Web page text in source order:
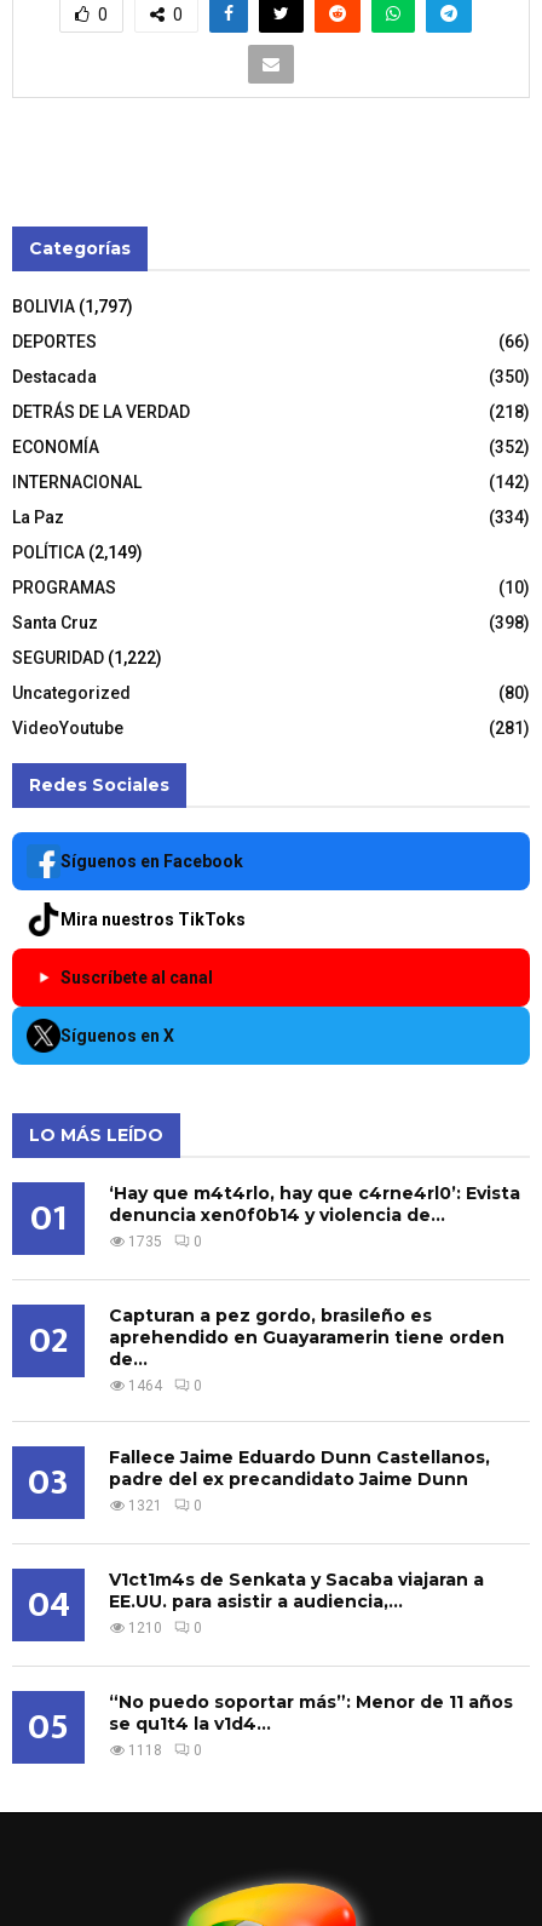
0 0
Categorías
BOLIVIA (1,797)
DEPORTES
(66)
Destacada
(350)
DETRÁS DE LA VERDAD
(218)
ECONOMÍA
(352)
INTERNACIONAL
(142)
La Paz
(334)
POLÍTICA (2,149)
PROGRAMAS
(10)
Santa Cruz
(398)
SEGURIDAD (1,222)
Uncategorized
(80)
VideoYoutube
(281)
Redes Sociales
Síguenos en Facebook
Mira nuestros TikToks
Suscríbete al canal
Síguenos en X
LO MÁS LEÍDO
01
‘Hay que m4t4rlo, hay que c4rne4rl0’: Evista
denuncia xen0f0b14 y violencia de...
1735 0
02
Capturan a pez gordo, brasileño es
aprehendido en Guayaramerin tiene orden
de...
1464 0
03
Fallece Jaime Eduardo Dunn Castellanos,
padre del ex precandidato Jaime Dunn
1321 0
04
V1ct1m4s de Senkata y Sacaba viajaran a
EE.UU. para asistir a audiencia,...
1210 0
05
“No puedo soportar más”: Menor de 11 años
se qu1t4 la v1d4...
1118 0